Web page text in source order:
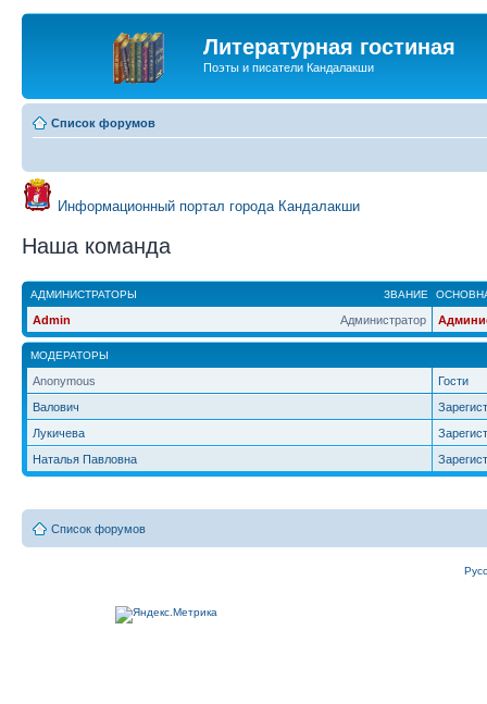
Литературная гостиная
Поэты и писатели Кандалакши
Список форумов
Информационный портал города Кандалакши
Наша команда
ЗВАНИЕ
АДМИНИСТРАТОРЫ
Администратор
Admin
МОДЕРАТОРЫ
Anonymous
Гости
Валович
Лукичева
Наталья Павловна
Список форумов